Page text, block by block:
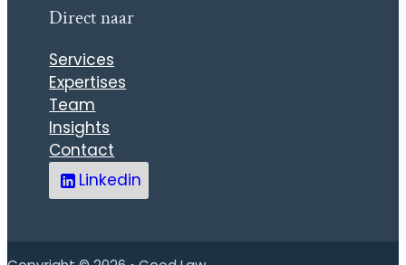
Direct naar
Services
Expertises
Team
Insights
Contact
Linkedin